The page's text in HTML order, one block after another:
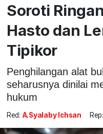
Soroti
Hasto dan
Tipikor
Penghilangan alat
seharusnya dinilai
hukum
Red: A.Syalaby Ichsan Rep: